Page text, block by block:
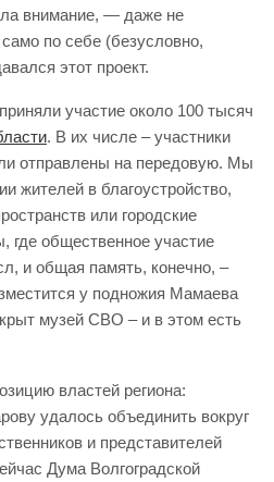
внимание, — даже не
по себе (безусловно,
этот проект.
участие около 100 тысяч
. В их числе – участники
отправлены на передовую. Мы
жителей в благоустройство,
или городские
где общественное участие
и общая память, конечно, –
у подножия Мамаева
музей СВО – и в этом есть
властей региона:
удалось объединить вокруг
и представителей
Дума Волгоградской